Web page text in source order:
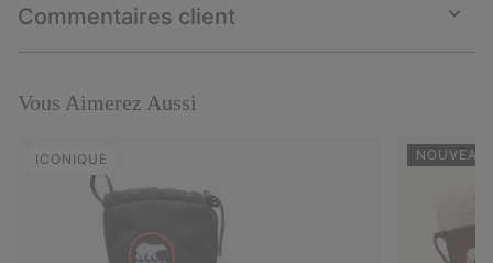
Commentaires client
or
Vous Aimerez Aussi
ICONIQUE